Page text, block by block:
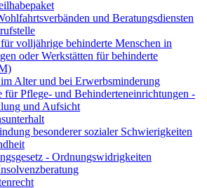
und Beratungsdiensten
volljährige behinderte Menschen in
oder Werkstätten für behinderte
Alter und bei Erwerbsminderung
für Pflege- und Behinderteneinrichtungen -
und Aufsicht
besonderer sozialer Schwierigkeiten
- Ordnungswidrigkeiten